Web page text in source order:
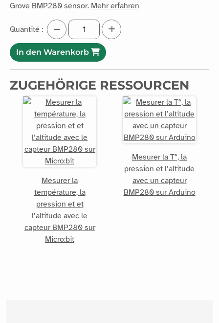
Grove BMP280 sensor. Mehr erfahren
Quantité :
In den Warenkorb
ZUGEHÖRIGE RESSOURCEN
Mesurer la
température, la
pression et et
l’altitude avec le
capteur BMP280 sur
Micro:bit
Mesurer la T°, la
pression et l’altitude
avec un capteur
BMP280 sur Arduino